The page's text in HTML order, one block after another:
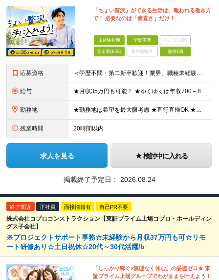
「ちょい贅沢」ができる生活は、報われる働き方
で！ 必要なのは「素直さ」だけ！
未経験歓迎 学歴不問 ベテランOK
完全週休2日 賞与複数月 面接1回
応募資格 ＜学歴不問・第二新卒歓迎！業界、職種未経験歓迎！20代～30代活躍中＞ ★35歳以下の方（若年層の長期キャリア形成を図るため） ★フリーター・正社員未経験・社会人未経験OK ★転職回数が多い方もぜひ
給与 ★月収35万円も可能！ ★ゆくゆくは年収700～800万円も！ ★手当が多数あり ・残業手当（100％）★1分単位で支給 ・資格手当（最大月6万円） ・結婚/出産祝金（最大3万円） 【首都圏・北関東
勤務地 ★勤務地は希望を最大限考慮 ★直行直帰OK ★車通勤のエリアもあり ★研修は、下記いずれかの研修センターで行います ・東京校（東京本社とアクセスは同様） ・大阪校（大阪府大阪市中央区道修町 2-1-1
残業時間 20時間以内
求人を見る 検討中に入れる
掲載終了予定日： 2026.08.24
終了間近 正社員 面接情報有 自己PR不要
株式会社コプロコンストラクション【東証プライム上場コプロ・ホールディン
グス子会社】
※プロジェクトサポート事務☆未経験から月収37万円も可☆リモ
ート研修あり☆土日祝休☆20代～30代活躍/b
「しっかり稼ぐ×無理なく休む」の妥協ゼロ★ 東
証プライム上場グループでわがままを叶えよう！